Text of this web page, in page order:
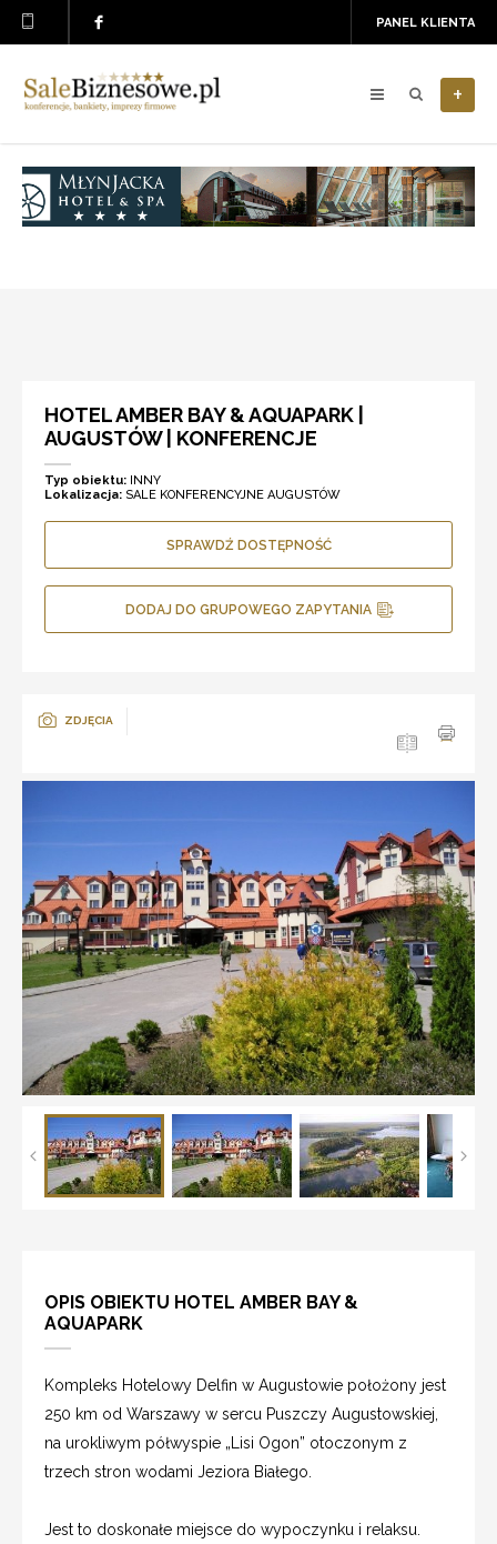
PANEL KLIENTA
+
HOTEL AMBER BAY & AQUAPARK |
AUGUSTÓW | KONFERENCJE
Typ obiektu: INNY
Lokalizacja: SALE KONFERENCYJNE AUGUSTÓW
SPRAWDŹ DOSTĘPNOŚĆ
DODAJ DO GRUPOWEGO ZAPYTANIA
ZDJĘCIA
OPIS OBIEKTU HOTEL AMBER BAY &
AQUAPARK
Kompleks Hotelowy Delfin w Augustowie położony jest
250 km od Warszawy w sercu Puszczy Augustowskiej,
na urokliwym półwyspie „Lisi Ogon” otoczonym z
trzech stron wodami Jeziora Białego.
Jest to doskonałe miejsce do wypoczynku i relaksu.